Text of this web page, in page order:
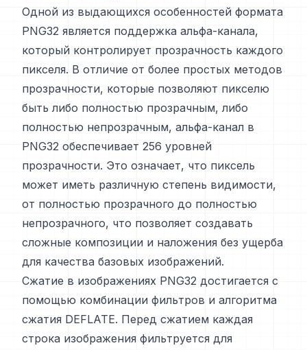
Одной из выдающихся особенностей формата
PNG32 является поддержка альфа-канала,
который контролирует прозрачность каждого
пикселя. В отличие от более простых методов
прозрачности, которые позволяют пикселю
быть либо полностью прозрачным, либо
полностью непрозрачным, альфа-канал в
PNG32 обеспечивает 256 уровней
прозрачности. Это означает, что пиксель
может иметь различную степень видимости,
от полностью прозрачного до полностью
непрозрачного, что позволяет создавать
сложные композиции и наложения без ущерба
для качества базовых изображений.
Сжатие в изображениях PNG32 достигается с
помощью комбинации фильтров и алгоритма
сжатия DEFLATE. Перед сжатием каждая
строка изображения фильтруется для